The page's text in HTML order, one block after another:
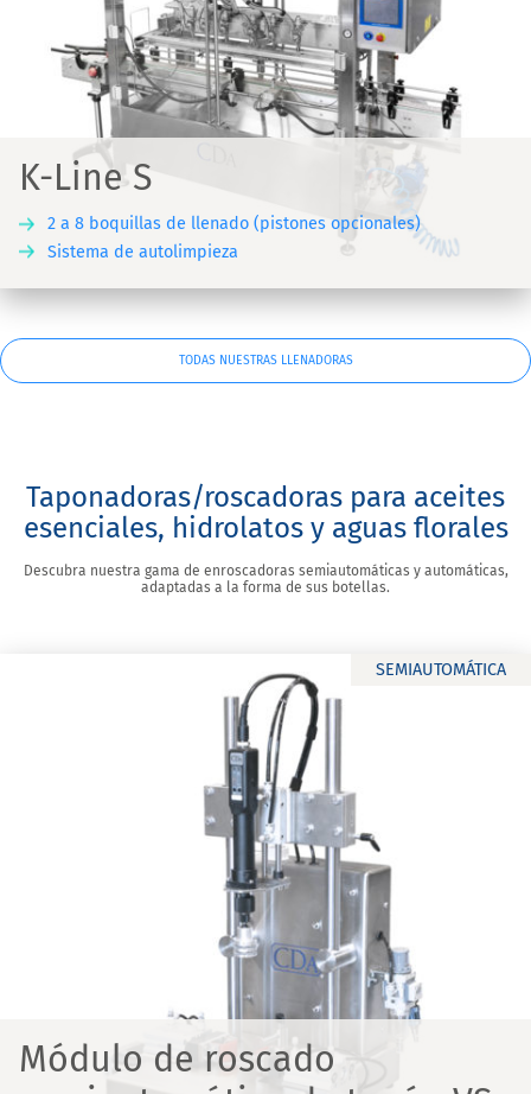
K-Line S
2 a 8 boquillas de llenado (pistones opcionales)
Sistema de autolimpieza
TODAS NUESTRAS LLENADORAS
Taponadoras/roscadoras para aceites
esenciales, hidrolatos y aguas florales
Descubra nuestra gama de enroscadoras semiautomáticas y automáticas,
adaptadas a la forma de sus botellas.
SEMIAUTOMÁTICA
Módulo de roscado